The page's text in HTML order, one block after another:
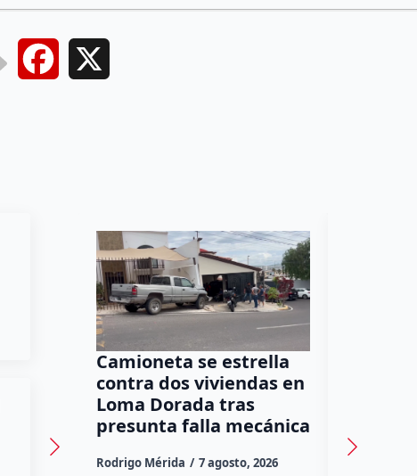
Facebook
Camioneta se estrella
contra dos viviendas en
Loma Dorada tras
presunta falla mecánica
Rodrigo Mérida 7 agosto, 2026